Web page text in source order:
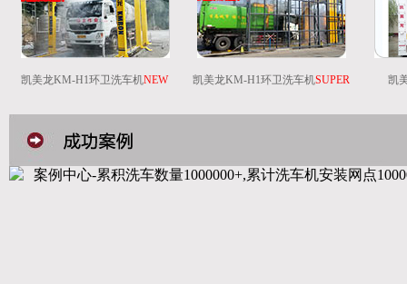
凯美龙KM-H1环卫洗车机NEW 凯美龙KM-H1环卫洗车机SUPER 凯